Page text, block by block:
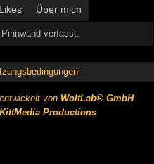
Likes Über mich
verfasst.
von WoltLab® GmbH
KittMedia Productions